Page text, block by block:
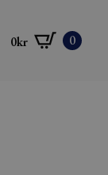
0kr 0